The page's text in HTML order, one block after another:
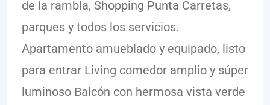
de la rambla, Shopping Punta Carretas,
parques y todos los servicios.
Apartamento amueblado y equipado, listo
para entrar Living comedor amplio y súper
luminoso Balcón con hermosa vista verde